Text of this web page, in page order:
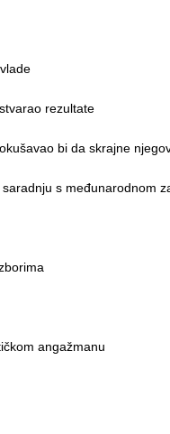
rezultate
bi da skrajne
s međunarodnom
angažmanu